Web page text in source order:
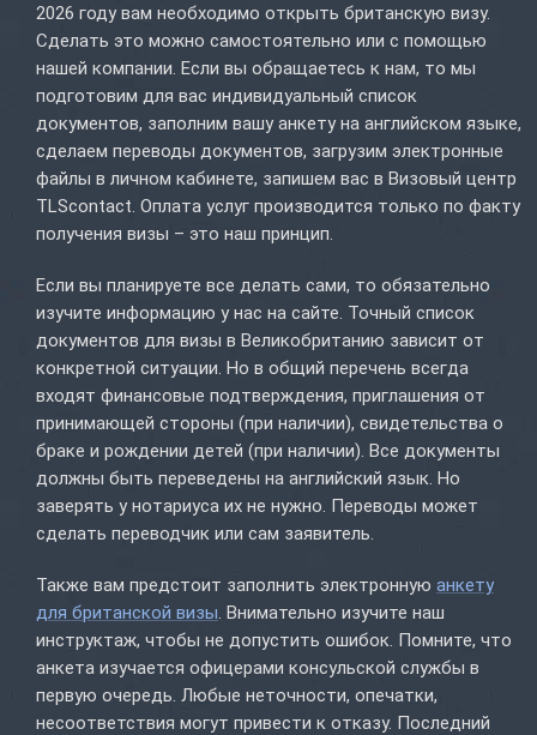
2026 году вам необходимо открыть британскую визу.
Сделать это можно самостоятельно или с помощью
нашей компании. Если вы обращаетесь к нам, то мы
подготовим для вас индивидуальный список
документов, заполним вашу анкету на английском языке,
сделаем переводы документов, загрузим электронные
файлы в личном кабинете, запишем вас в Визовый центр
TLScontact. Оплата услуг производится только по факту
получения визы – это наш принцип.
Если вы планируете все делать сами, то обязательно
изучите информацию у нас на сайте. Точный список
документов для визы в Великобританию зависит от
конкретной ситуации. Но в общий перечень всегда
входят финансовые подтверждения, приглашения от
принимающей стороны (при наличии), свидетельства о
браке и рождении детей (при наличии). Все документы
должны быть переведены на английский язык. Но
заверять у нотариуса их не нужно. Переводы может
сделать переводчик или сам заявитель.
Также вам предстоит заполнить электронную анкету
для британской визы. Внимательно изучите наш
инструктаж, чтобы не допустить ошибок. Помните, что
анкета изучается офицерами консульской службы в
первую очередь. Любые неточности, опечатки,
несоответствия могут привести к отказу. Последний